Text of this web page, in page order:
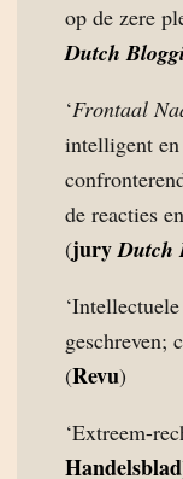
op de zere
Dutch
‘Frontaal
intelligent en
de reacties
(juryDutch
geschreven;
(Revu)
‘Extreem-
Handelsblad